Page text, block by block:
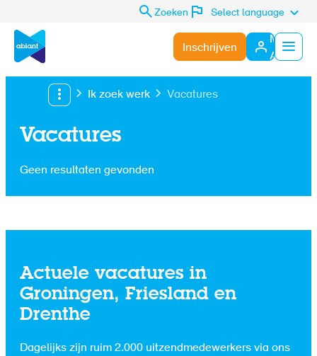
Zoeken Select language
Inschrijven
Mijn
Abiant
Ik zoek werk Vacatures
Vacatures
Geen resultaten gevonden
Actuele vacatures in
Groningen, Friesland en
Drenthe
Dagelijks zijn ruim 2.000 uitzendmedewerkers via ons